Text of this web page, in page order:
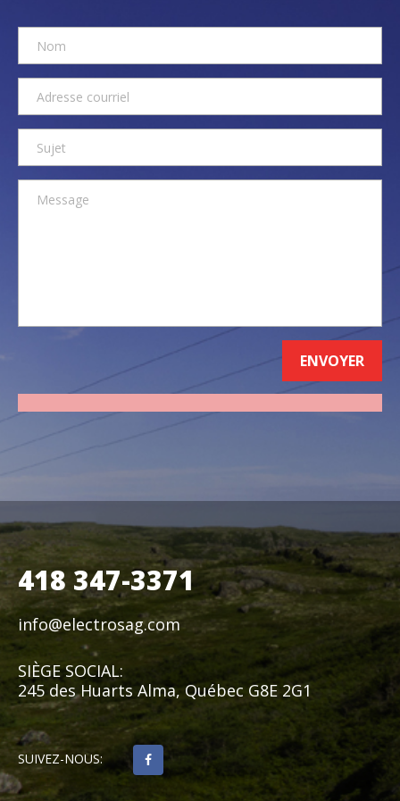
418 347-3371
info@electrosag.com
SIÈGE SOCIAL:
245 des Huarts Alma, Québec G8E 2G1
SUIVEZ-NOUS: